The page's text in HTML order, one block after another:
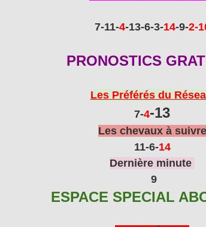
7-11-4-13-6-3-14-9-2-
PRONOSTICS
Les Préférés du
7-4-13
Les chevaux à suivre
11-6-14
Dernière minute
9
ESPACE SPECIAL